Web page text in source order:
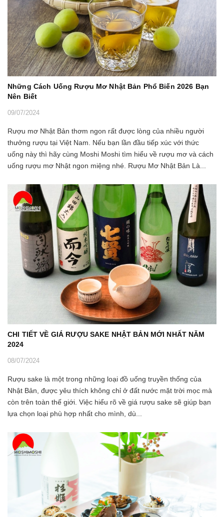
Những Cách Uống Rượu Mơ Nhật Bản Phổ Biến 2026 Bạn
Nên Biết
09/07/2024
Rượu mơ Nhật Bản thơm ngon rất được lòng của nhiều người
thưởng rượu tại Việt Nam. Nếu bạn lần đầu tiếp xúc với thức
uống này thì hãy cùng Moshi Moshi tìm hiểu về rượu mơ và cách
uống rượu mơ Nhật ngon miệng nhé. Rượu Mơ Nhật Bản Là...
CHI TIẾT VỀ GIÁ RƯỢU SAKE NHẬT BẢN MỚI NHẤT NĂM
2024
08/07/2024
Rượu sake là một trong những loại đồ uống truyền thống của
Nhật Bản, được yêu thích không chỉ ở đất nước mặt trời mọc mà
còn trên toàn thế giới. Việc hiểu rõ về giá rượu sake sẽ giúp bạn
lựa chọn loại phù hợp nhất cho mình, dù...